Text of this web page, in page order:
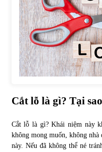
Top 10 tỷ
31/05/
Bất ổn từ các
31/05/
Tiền gửi vào
S&P Ratings
Cắt lỗ là gì? Tại
Cắt lỗ là gì? Khái niệm này
không mong muốn, không
này. Nếu đã không thể né